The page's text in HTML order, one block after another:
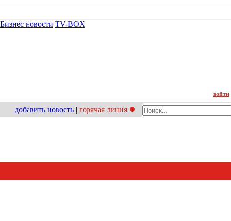
Бизнес новости TV-BOX
войти
добавить новость | горячая линия